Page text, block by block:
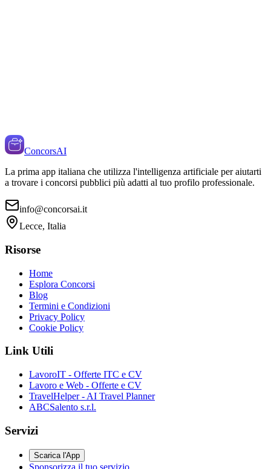
ConcorsAI
La prima app italiana che utilizza l'intelligenza artificiale per aiutarti
a trovare i concorsi pubblici più adatti al tuo profilo professionale.
info@concorsai.it
Lecce, Italia
Risorse
Home
Esplora Concorsi
Blog
Termini e Condizioni
Privacy Policy
Cookie Policy
Link Utili
LavoroIT - Offerte ITC e CV
Lavoro e Web - Offerte e CV
TravelHelper - AI Travel Planner
ABCSalento s.r.l.
Servizi
Scarica l'App
Sponsorizza il tuo servizio